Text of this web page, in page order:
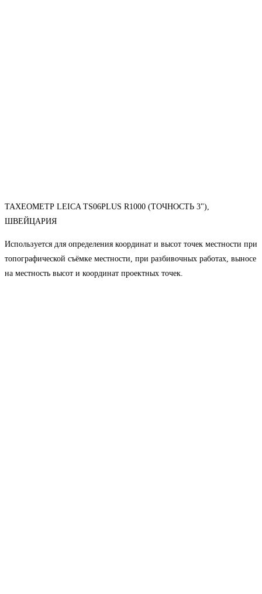
ТАХЕОМЕТР LEICA TS06PLUS R1000 (ТОЧНОСТЬ 3"),
ШВЕЙЦАРИЯ
Используется для определения координат и высот точек местности при
топографической съёмке местности, при разбивочных работах, выносе
на местность высот и координат проектных точек.